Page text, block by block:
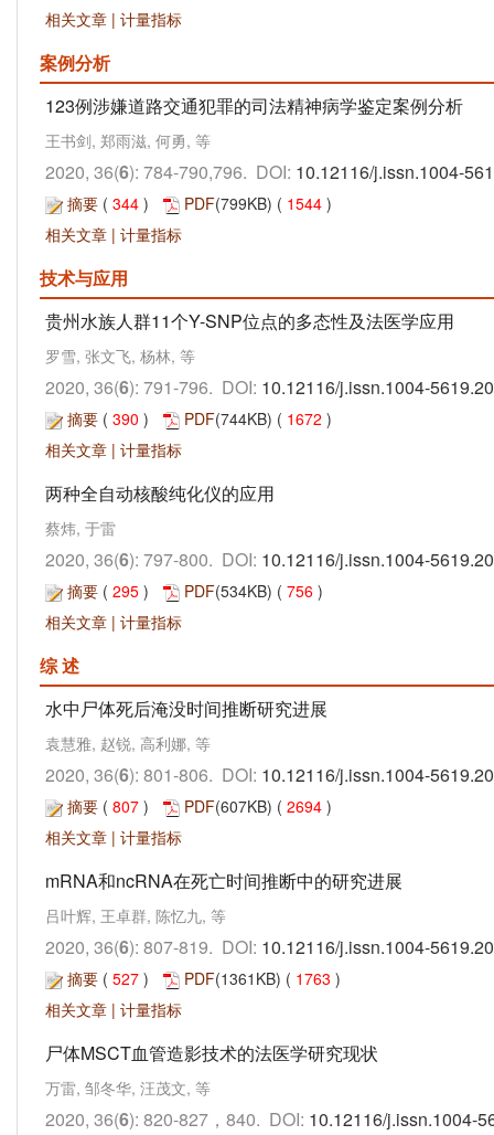
相关文章 | 计量指标
案例分析
123例涉嫌道路交通犯罪的司法精神病学鉴定案例分析
王书剑, 郑雨滋, 何勇, 等
2020, 36(6): 784-790,796. DOI: 10.12116/j.issn.1004-
摘要 ( 344 ) PDF(799KB) ( 1544 )
相关文章 | 计量指标
技术与应用
贵州水族人群11个Y-SNP位点的多态性及法医学应用
罗雪, 张文飞, 杨林, 等
2020, 36(6): 791-796. DOI: 10.12116/j.issn.1004-
摘要 ( 390 ) PDF(744KB) ( 1672 )
相关文章 | 计量指标
两种全自动核酸纯化仪的应用
蔡炜, 于雷
2020, 36(6): 797-800. DOI: 10.12116/j.issn.1004-
摘要 ( 295 ) PDF(534KB) ( 756 )
相关文章 | 计量指标
综 述
水中尸体死后淹没时间推断研究进展
袁慧雅, 赵锐, 高利娜, 等
2020, 36(6): 801-806. DOI: 10.12116/j.issn.1004-
摘要 ( 807 ) PDF(607KB) ( 2694 )
相关文章 | 计量指标
mRNA和ncRNA在死亡时间推断中的研究进展
吕叶辉, 王卓群, 陈忆九, 等
2020, 36(6): 807-819. DOI: 10.12116/j.issn.1004-
摘要 ( 527 ) PDF(1361KB) ( 1763 )
相关文章 | 计量指标
尸体MSCT血管造影技术的法医学研究现状
万雷, 邹冬华, 汪茂文, 等
2020, 36(6): 820-827，840. DOI: 10.12116/j.issn.1004-